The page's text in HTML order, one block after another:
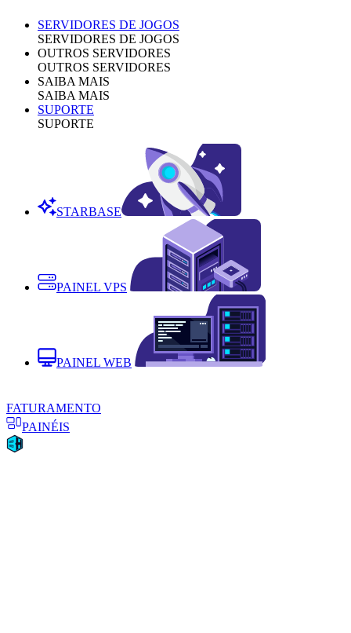
SERVIDORES DE JOGOS
SERVIDORES DE JOGOS
OUTROS SERVIDORES
OUTROS SERVIDORES
SAIBA MAIS
SAIBA MAIS
SUPORTE
SUPORTE
STARBASE
PAINEL VPS
PAINEL WEB
FATURAMENTO
PAINÉIS